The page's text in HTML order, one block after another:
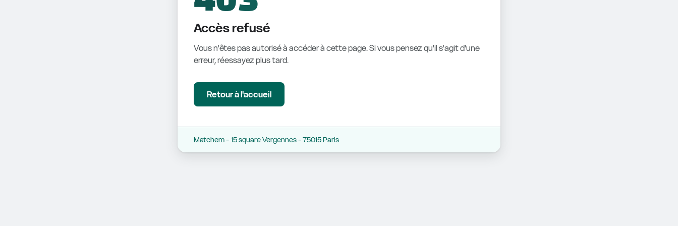
Accès refusé
Vous n'êtes pas autorisé à accéder à cette page. Si vous pensez qu'il s'agit d'une
erreur, réessayez plus tard.
Retour à l'accueil
Matchem - 15 square Vergennes - 75015 Paris